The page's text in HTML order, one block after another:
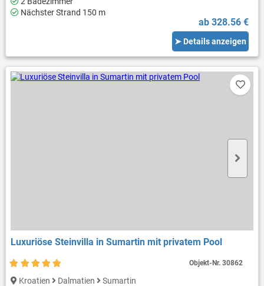
Nächster Strand 150 m
ab 328.56 €
➤ Details anzeigen
Luxuriöse Steinvilla in Sumartin mit privatem Pool
Kroatien Dalmatien Sumartin
Objekt-Nr.30862